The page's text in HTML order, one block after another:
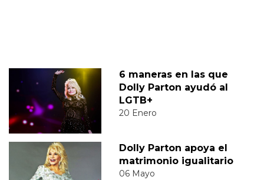
6 maneras en las que
Dolly Parton ayudó al
LGTB+
20 Enero
Dolly Parton apoya el
matrimonio igualitario
06 Mayo